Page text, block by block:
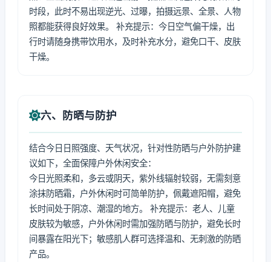
时段，此时不易出现逆光、过曝，拍摄远景、全景、人物
照都能获得良好效果。 补充提示：今日空气偏干燥，出
行时请随身携带饮用水，及时补充水分，避免口干、皮肤
干燥。
六、防晒与防护
结合今日日照强度、天气状况，针对性防晒与户外防护建
议如下，全面保障户外休闲安全：
今日光照柔和，多云或阴天，紫外线辐射较弱，无需刻意
涂抹防晒霜，户外休闲时可简单防护，佩戴遮阳帽，避免
长时间处于阴凉、潮湿的地方。 补充提示：老人、儿童
皮肤较为敏感，户外休闲时需加强防晒与防护，避免长时
间暴露在阳光下；敏感肌人群可选择温和、无刺激的防晒
产品。